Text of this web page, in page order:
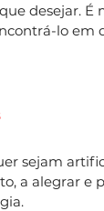
desejar. É
lo em
sejam
a alegrar e